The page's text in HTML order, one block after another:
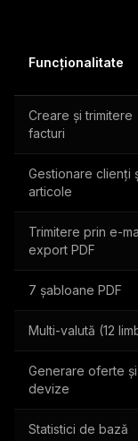
Funcționalitate
Creare și trimitere
facturi
Gestionare clienți
articole
Trimitere prin e-
export PDF
7 șabloane PDF
Multi-valută (12
Generare oferte și
devize
Statistici de bază